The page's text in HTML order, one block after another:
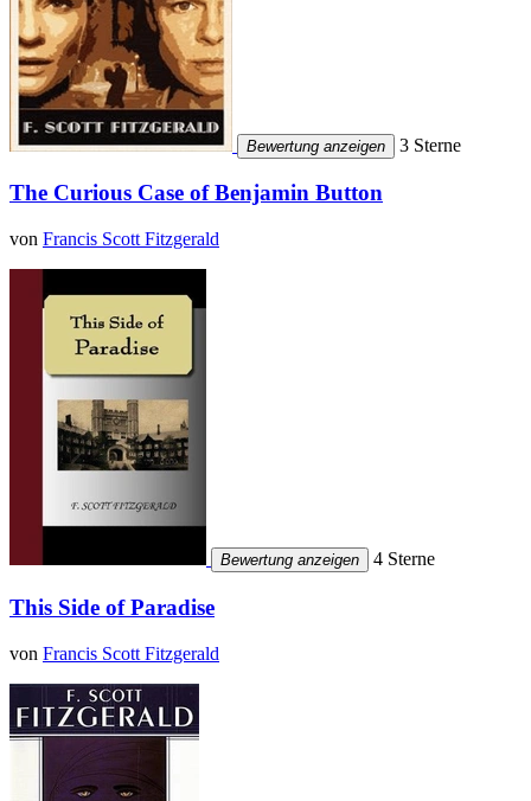
Bewertung anzeigen 3 Sterne
The Curious Case of Benjamin Button
von Francis Scott Fitzgerald
Bewertung anzeigen 4 Sterne
This Side of Paradise
von Francis Scott Fitzgerald